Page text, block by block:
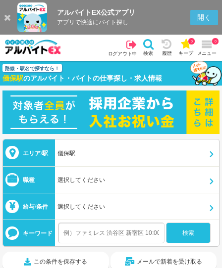
アルバイトEX公式アプリ
アプリで快適にバイト探し
開く
ログアウト中 検索 履歴 キープ
0
メニュー
0
路線・駅名で探すなら！
儀保駅のアルバイト・バイトの仕事探し・求人情報
エリア/駅 儀保駅
職種 選択してください
給与/条件 選択してください
キーワード
この条件を保存する メールで新着を受け取る